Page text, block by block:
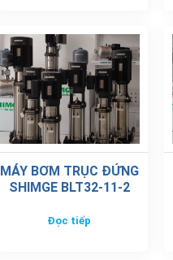
MÁY BƠM TRỤC ĐỨNG
SHIMGE BLT32-11-2
Đọc tiếp